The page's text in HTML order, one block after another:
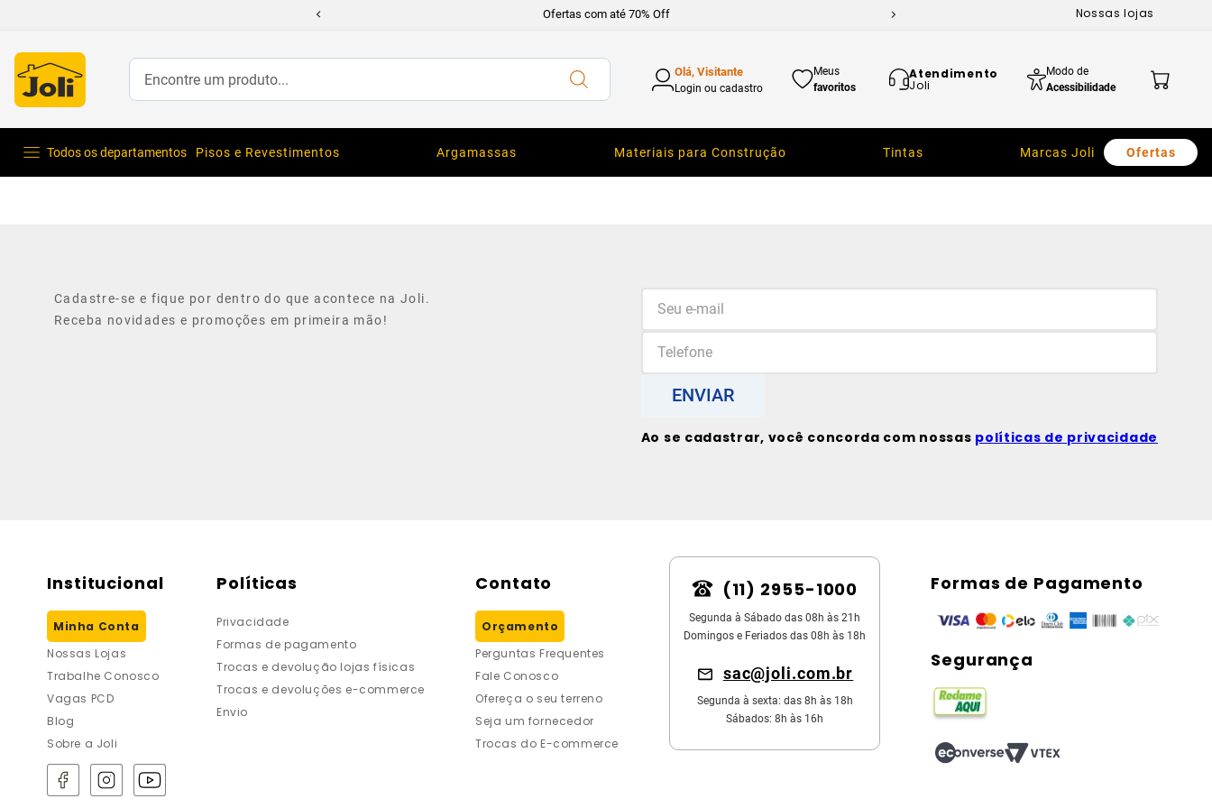
Ofertas com até 70% Off Nossas lojas
Encontre um produto... Olá, Visitante
Login ou cadastro
Meus
favoritos
Atendimento
Joli
Modo de
Acessibilidade
Todos os departamentos Pisos e Revestimentos Argamassas Materiais para Construção Tintas Marcas Joli Ofertas
Cadastre-se e fique por dentro do que acontece na Joli.
Receba novidades e promoções em primeira mão!
ENVIAR
Ao se cadastrar, você concorda com nossas políticas de privacidade
Institucional
Minha Conta
Nossas Lojas
Trabalhe Conosco
Vagas PCD
Blog
Sobre a Joli
Políticas
Privacidade
Formas de pagamento
Trocas e devolução lojas físicas
Trocas e devoluções e-commerce
Envio
Contato
Orçamento
Perguntas Frequentes
Fale Conosco
Ofereça o seu terreno
Seja um fornecedor
Trocas do E-commerce
(11) 2955-1000
Segunda à Sábado das 08h às 21h
Domingos e Feriados das 08h às 18h
sac@joli.com.br
Segunda à sexta: das 8h às 18h
Sábados: 8h às 16h
Formas de Pagamento
Segurança